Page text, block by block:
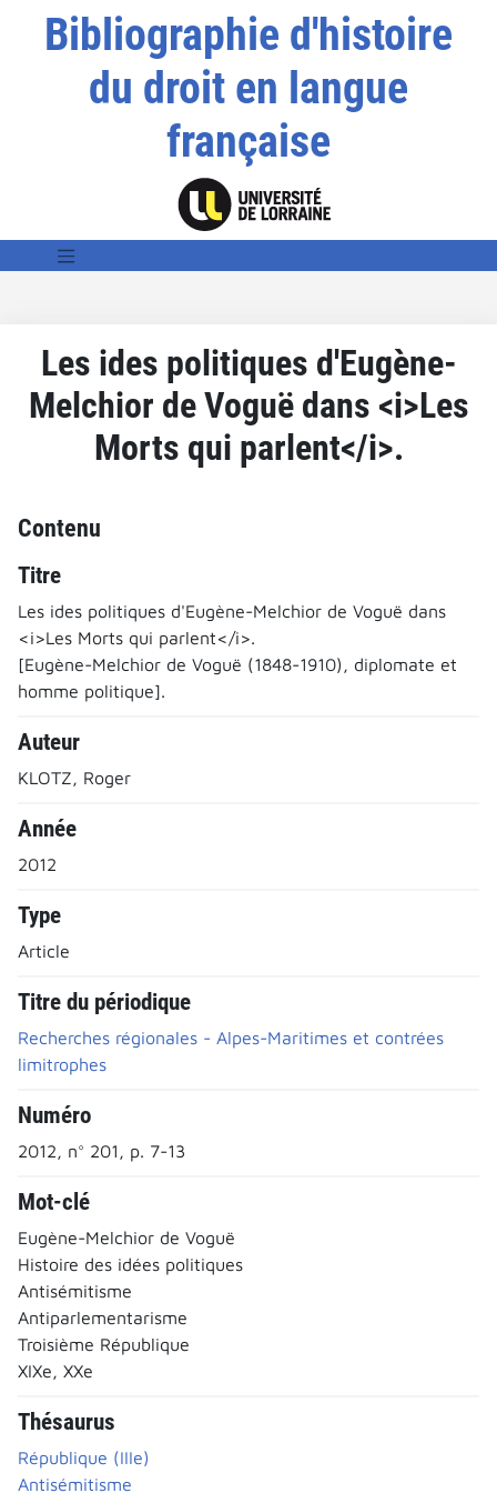
Bibliographie d'histoire
du droit en langue
française
Les ides politiques d'Eugène-
Melchior de Voguë dans <i>Les
Morts qui parlent</i>.
Contenu
Titre
Les ides politiques d'Eugène-Melchior de Voguë dans
<i>Les Morts qui parlent</i>.
[Eugène-Melchior de Voguë (1848-1910), diplomate et
homme politique].
Auteur
KLOTZ, Roger
Année
2012
Type
Article
Titre du périodique
Recherches régionales - Alpes-Maritimes et contrées
limitrophes
Numéro
2012, n° 201, p. 7-13
Mot-clé
Eugène-Melchior de Voguë
Histoire des idées politiques
Antisémitisme
Antiparlementarisme
Troisième République
XIXe, XXe
Thésaurus
République (IIIe)
Antisémitisme